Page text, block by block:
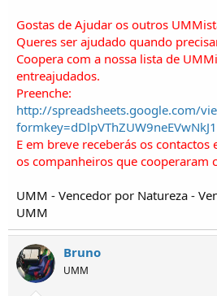
Gostas de Ajudar os outros
Queres ser ajudado quando
Coopera com a nossa lista de
entreajudados.
Preenche:
http://spreadsheets.google.com/
E em breve receberás os contactos
os companheiros que cooperaram
UMM - Vencedor por Natureza -
UMM
Bruno
UMM